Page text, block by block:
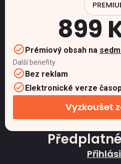
899
Prémiový obsah na
Další benefity
Bez reklam
Elektronické verze
Vyzkoušet